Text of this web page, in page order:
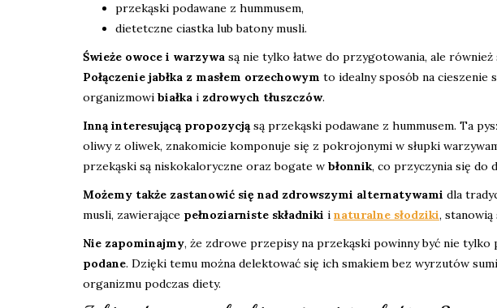
przekąski podawane z hummusem,
dietetczne ciastka lub batony musli.
Świeże owoce i warzywa są nie tylko łatwe do przygotowania, ale
Połączenie jabłka z masłem orzechowym to idealny sposób na cieszenie
organizmowi białka i zdrowych tłuszczów.
Inną interesującą propozycjąsą przekąski podawane z hummusem. Ta
oliwy z oliwek, znakomicie komponuje się z pokrojonymi w słupki
przekąski są niskokaloryczne oraz bogate w błonnik, co przyczynia się do
Możemy także zastanowić się nad zdrowszymi alternatywami dla
musli, zawierające pełnoziarniste składniki i naturalne słodziki, stanowią
Nie zapominajmy, że zdrowe przepisy na przekąski powinny być nie tylko
podane. Dzięki temu można delektować się ich smakiem bez wyrzutów
organizmu podczas diety.